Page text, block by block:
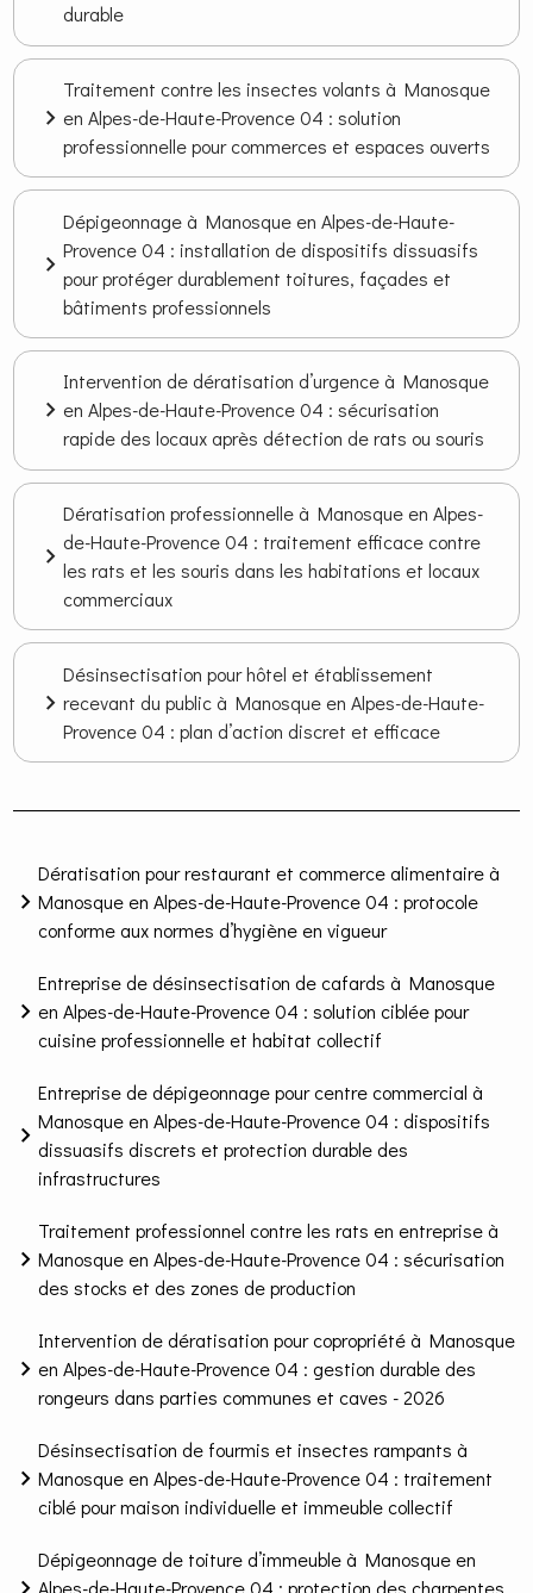
durable
Traitement contre les insectes volants à Manosque
en Alpes-de-Haute-Provence 04 : solution
professionnelle pour commerces et espaces ouverts
Dépigeonnage à Manosque en Alpes-de-Haute-
Provence 04 : installation de dispositifs dissuasifs
pour protéger durablement toitures, façades et
bâtiments professionnels
Intervention de dératisation d’urgence à Manosque
en Alpes-de-Haute-Provence 04 : sécurisation
rapide des locaux après détection de rats ou souris
Dératisation professionnelle à Manosque en Alpes-
de-Haute-Provence 04 : traitement efficace contre
les rats et les souris dans les habitations et locaux
commerciaux
Désinsectisation pour hôtel et établissement
recevant du public à Manosque en Alpes-de-Haute-
Provence 04 : plan d’action discret et efficace
Dératisation pour restaurant et commerce alimentaire à
Manosque en Alpes-de-Haute-Provence 04 : protocole
conforme aux normes d’hygiène en vigueur
Entreprise de désinsectisation de cafards à Manosque
en Alpes-de-Haute-Provence 04 : solution ciblée pour
cuisine professionnelle et habitat collectif
Entreprise de dépigeonnage pour centre commercial à
Manosque en Alpes-de-Haute-Provence 04 : dispositifs
dissuasifs discrets et protection durable des
infrastructures
Traitement professionnel contre les rats en entreprise à
Manosque en Alpes-de-Haute-Provence 04 : sécurisation
des stocks et des zones de production
Intervention de dératisation pour copropriété à Manosque
en Alpes-de-Haute-Provence 04 : gestion durable des
rongeurs dans parties communes et caves - 2026
Désinsectisation de fourmis et insectes rampants à
Manosque en Alpes-de-Haute-Provence 04 : traitement
ciblé pour maison individuelle et immeuble collectif
Dépigeonnage de toiture d’immeuble à Manosque en
Alpes-de-Haute-Provence 04 : protection des charpentes